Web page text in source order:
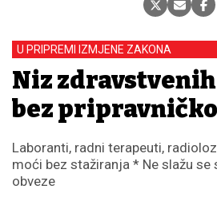
U PRIPREMI IZMJENE ZAKONA
Niz
bez
Laboranti, radni terapeuti,
moći bez stažiranja * Ne slažu se
obveze